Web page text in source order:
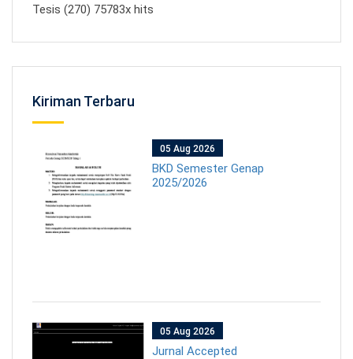
Tesis (270) 75783x hits
Kiriman Terbaru
05 Aug 2026
BKD Semester Genap
2025/2026
05 Aug 2026
Jurnal Accepted